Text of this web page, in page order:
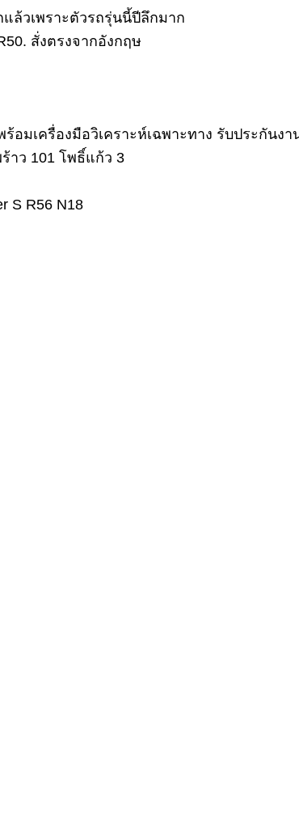
ล้วเพราะตัวรถรุ่นนี้ปีลึกมาก
สั่งตรงจากอังกฤษ
อมเครื่องมือวิเคราะห์เฉพาะทาง รับประกันง
าว 101 โพธิ์แก้ว 3
S R56 N18